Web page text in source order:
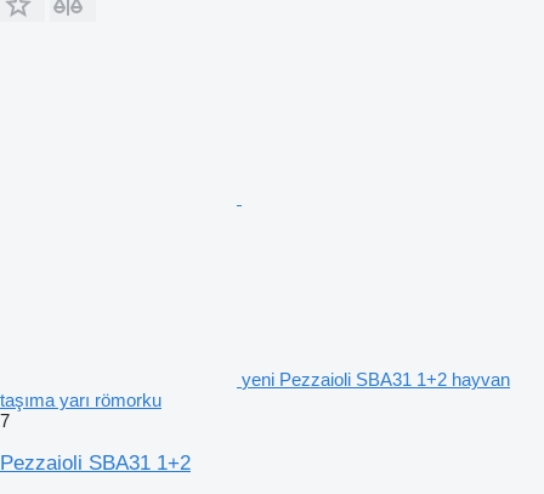
yeni Pezzaioli SBA31 1+2 hayvan
taşıma yarı römorku
7
Pezzaioli SBA31 1+2